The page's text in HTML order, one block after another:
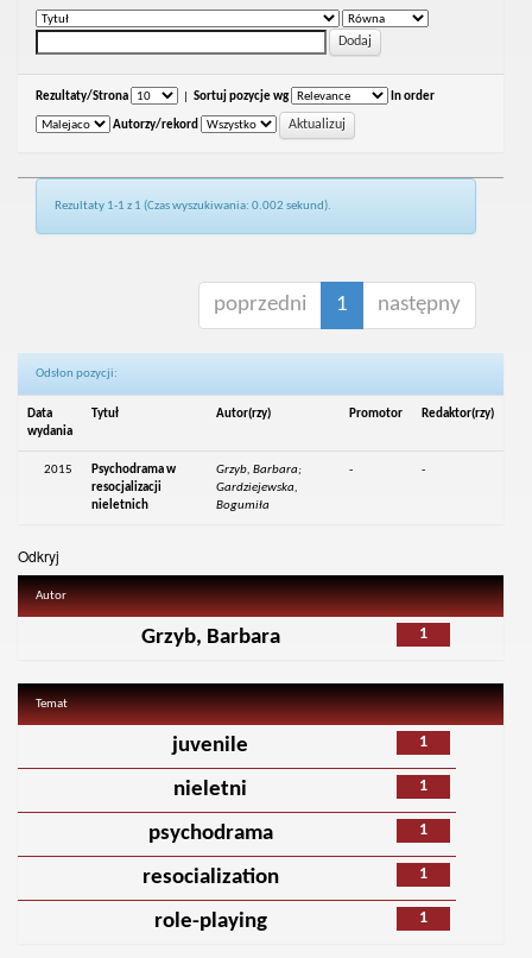
Rezultaty/Strona Sortuj pozycje wg In order
Autorzy/rekord
Rezultaty 1-1 z 1 (Czas wyszukiwania: 0.002 sekund).
poprzedni 1 następny
Odsłon pozycji:
Data
wydania
Tytuł Autor(rzy) Promotor Redaktor(rzy)
2015
Psychodrama w
resocjalizacji
nieletnich
Grzyb, Barbara;
Gardziejewska,
Bogumiła
- -
Odkryj
Autor
1
Grzyb, Barbara
Temat
1
juvenile
1
nieletni
1
psychodrama
1
resocialization
1
role-playing